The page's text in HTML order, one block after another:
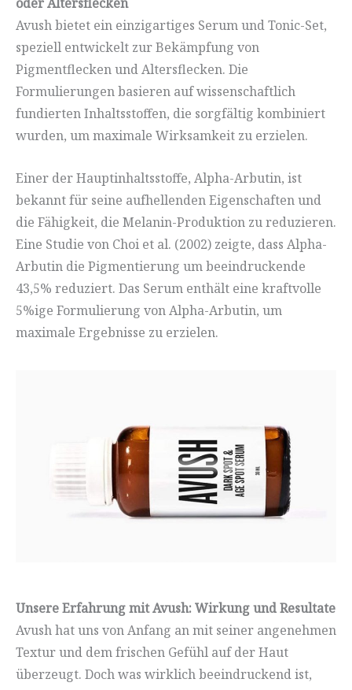
Avush bietet ein einzigartiges Serum und Tonic-Set,
speziell entwickelt zur Bekämpfung von
Pigmentflecken und Altersflecken. Die
Formulierungen basieren auf wissenschaftlich
fundierten Inhaltsstoffen, die sorgfältig kombiniert
wurden, um maximale Wirksamkeit zu erzielen.
Einer der Hauptinhaltsstoffe, Alpha-Arbutin, ist
bekannt für seine aufhellenden Eigenschaften und
die Fähigkeit, die Melanin-Produktion zu reduzieren.
Eine Studie von Choi et al. (2002) zeigte, dass Alpha-
Arbutin die Pigmentierung um beeindruckende
43,5% reduziert. Das Serum enthält eine kraftvolle
5%ige Formulierung von Alpha-Arbutin, um
maximale Ergebnisse zu erzielen.
Unsere Erfahrung mit Avush: Wirkung und Resultate
Avush hat uns von Anfang an mit seiner angenehmen
Textur und dem frischen Gefühl auf der Haut
überzeugt. Doch was wirklich beeindruckend ist,